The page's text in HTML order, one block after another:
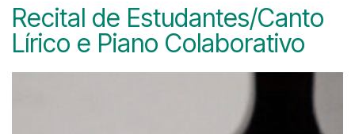
Recital de Estudantes/Canto
Lírico e Piano Colaborativo